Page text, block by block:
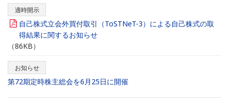
適時開示
自己株式立会外買付取引（ToSTNeT-3）による自己株式の取
得結果に関するお知らせ
（86KB）
お知らせ
第72期定時株主総会を6月25日に開催